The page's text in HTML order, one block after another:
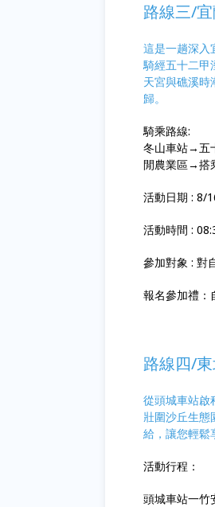
路線三/
這是一趟深入
騎經五十二甲
天宮與礁溪時
歸。
騎乘路線:
冬山車站→五
閒農業區→搭
活動日期 : 8/
活動時間 :
參加對象 : 對
報名參加禮：
路線四/
從頭城車站啟
壯圍沙丘生態
給，讓您輕鬆
活動行程：
頭城車站一竹